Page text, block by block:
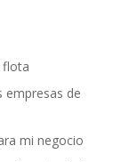
flota
empresas de
mi negocio